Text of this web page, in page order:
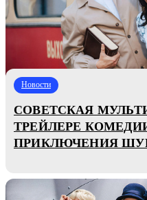
Новости
СОВЕТСКАЯ
ТРЕЙЛЕРЕ
ПРИКЛЮЧЕНИЯ